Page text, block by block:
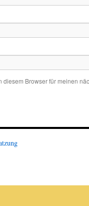
diesem Browser für meinen